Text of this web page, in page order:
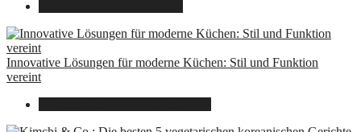
Innovative Lösungen für moderne Küchen: Stil und Funktion
vereint